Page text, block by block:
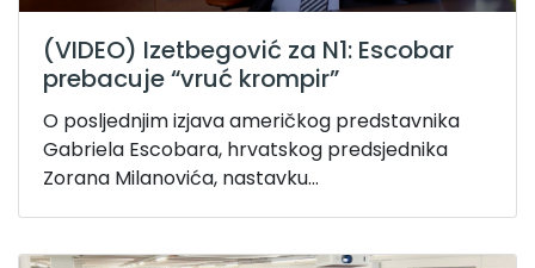
(VIDEO) Izetbegović za N1: Escobar
prebacuje “vruć krompir”
O posljednjim izjava američkog predstavnika
Gabriela Escobara, hrvatskog predsjednika
Zorana Milanovića, nastavku...